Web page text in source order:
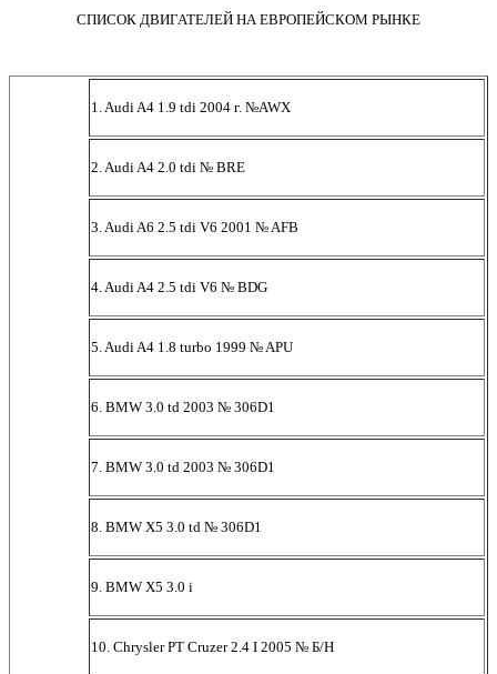
СПИСОК ДВИГАТЕЛЕЙ НА ЕВРОПЕЙСКОМ РЫНКЕ
1. Audi A4 1.9 tdi 2004 г. №AWX
2. Audi A4 2.0 tdi № BRE
3. Audi A6 2.5 tdi V6 2001 № AFB
4. Audi A4 2.5 tdi V6 № BDG
5. Audi A4 1.8 turbo 1999 № APU
6. BMW 3.0 td 2003 № 306D1
7. BMW 3.0 td 2003 № 306D1
8. BMW X5 3.0 td № 306D1
9. BMW X5 3.0 i
10. Chrysler PT Cruzer 2.4 I 2005 № Б/Н